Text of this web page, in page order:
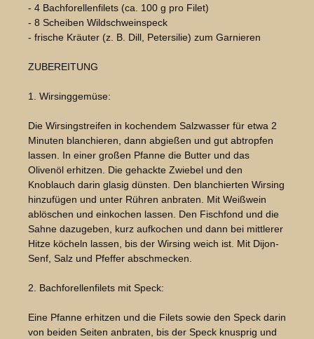
- 4 Bachforellenfilets (ca. 100 g pro Filet)
- 8 Scheiben Wildschweinspeck
- frische Kräuter (z. B. Dill, Petersilie) zum Garnieren
ZUBEREITUNG
1. Wirsinggemüse:
Die Wirsingstreifen in kochendem Salzwasser für etwa 2
Minuten blanchieren, dann abgießen und gut abtropfen
lassen. In einer großen Pfanne die Butter und das
Olivenöl erhitzen. Die gehackte Zwiebel und den
Knoblauch darin glasig dünsten. Den blanchierten Wirsing
hinzufügen und unter Rühren anbraten. Mit Weißwein
ablöschen und einkochen lassen. Den Fischfond und die
Sahne dazugeben, kurz aufkochen und dann bei mittlerer
Hitze köcheln lassen, bis der Wirsing weich ist. Mit Dijon-
Senf, Salz und Pfeffer abschmecken.
2. Bachforellenfilets mit Speck:
Eine Pfanne erhitzen und die Filets sowie den Speck darin
von beiden Seiten anbraten, bis der Speck knusprig und